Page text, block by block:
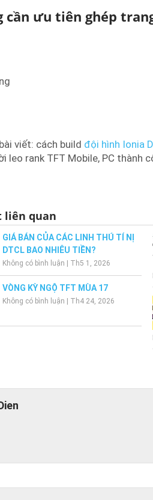
cần ưu tiên ghép
viết: cách build đội hình Ionia
leo rank TFT Mobile, PC thành
liên quan
GIÁ BÁN CỦA CÁC LINH THÚ TÍ NỊ
DTCL BAO NHIÊU TIỀN?
Không có bình luận Th5 1, 2026
VÒNG KỲ NGỘ TFT MÙA 17
Không có bình luận Th4 24, 2026